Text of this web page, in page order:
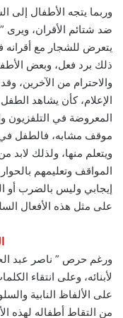
وربما يتجه الأطفال إلى
ضد شتائم الأقران،
يتعرض للشجار مع أقرانه
ذلك برد فعل، وبعض
والاحترام من الآخرين،
الإعلام، كأن يشاهد
المعروضة في التلفزيون
موقف مشابه، فالطفل في
ويتعلم منها، ولذلك
المواقف وتعليمهم
إيجابي وليس بالضرب أو
على مثل هذه الأفعال
ورغم حرص ” ناصر عبد
لأبنائه، وعلى انتقاء
على الألفاظ النابية
من التقاط أطفاله لهذه